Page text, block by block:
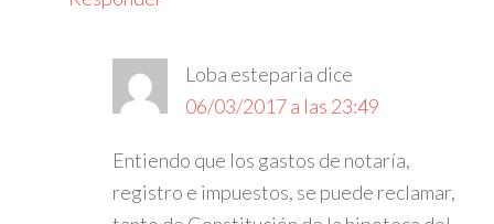
Loba esteparia dice
06/03/2017 a las 23:49
Entiendo que los gastos de notaría,
registro e impuestos, se puede reclamar,